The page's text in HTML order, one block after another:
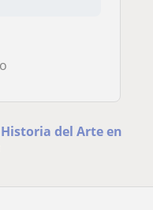
del Arte en